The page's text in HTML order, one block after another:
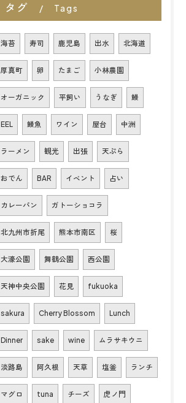
タグ Tags
海苔 寿司 鹿児島 出水 北海道
厚真町 卵 たまご 小林農園
オーガニック 平飼い うなぎ 鰻
EEL 鰻魚 ワイン 屋台 中洲
ラーメン 観光 出張 天ぷら
おでん BAR イベント 占い
カレーパン ガトーショコラ
北九州市折尾 熊本市南区 桜
大濠公園 舞鶴公園 西公園
天神中央公園 花見 fukuoka
sakura Cherry Blossom Lunch
Dinner sake wine ムラサキウニ
淡路島 阿久根 天草 塩釜 ランチ
マグロ tuna チーズ 虎ノ門